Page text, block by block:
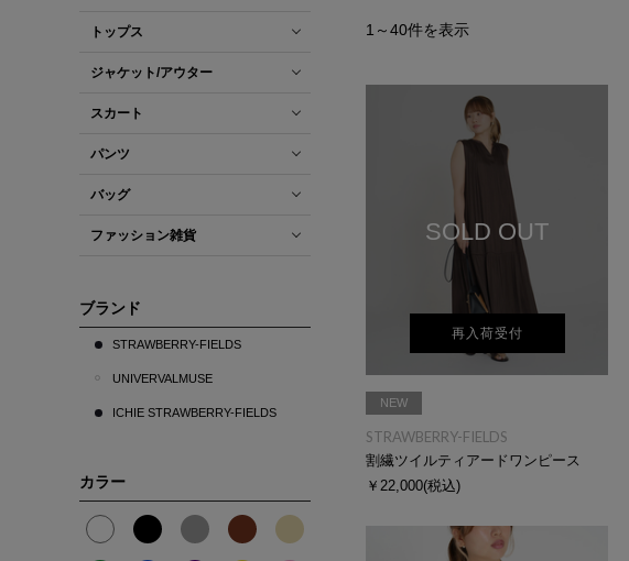
トップス
ジャケット/アウター
スカート
パンツ
バッグ
ファッション雑貨
ブランド
STRAWBERRY-FIELDS
UNIVERVALMUSE
ICHIE STRAWBERRY-FIELDS
カラー
1 ～40件を表示
SOLD OUT
再入荷受付
NEW
STRAWBERRY-FIELDS
割繊ツイルティアードワンピース
￥22,000(税込)